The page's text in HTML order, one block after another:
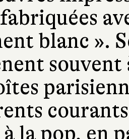
blanc ».
la pop, en